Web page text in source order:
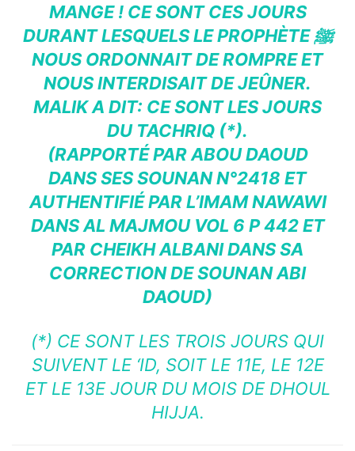
MANGE ! CE SONT CES JOURS
DURANT LESQUELS LE PROPHÈTE ﷺ
NOUS ORDONNAIT DE ROMPRE ET
NOUS INTERDISAIT DE JEÛNER.
MALIK A DIT: CE SONT LES JOURS
DU TACHRIQ (*).
(RAPPORTÉ PAR ABOU DAOUD
DANS SES SOUNAN N°2418 ET
AUTHENTIFIÉ PAR L’IMAM NAWAWI
DANS AL MAJMOU VOL 6 P 442 ET
PAR CHEIKH ALBANI DANS SA
CORRECTION DE SOUNAN ABI
DAOUD)
(*) CE SONT LES TROIS JOURS QUI
SUIVENT LE ‘ID, SOIT LE 11E, LE 12E
ET LE 13E JOUR DU MOIS DE DHOUL
HIJJA.